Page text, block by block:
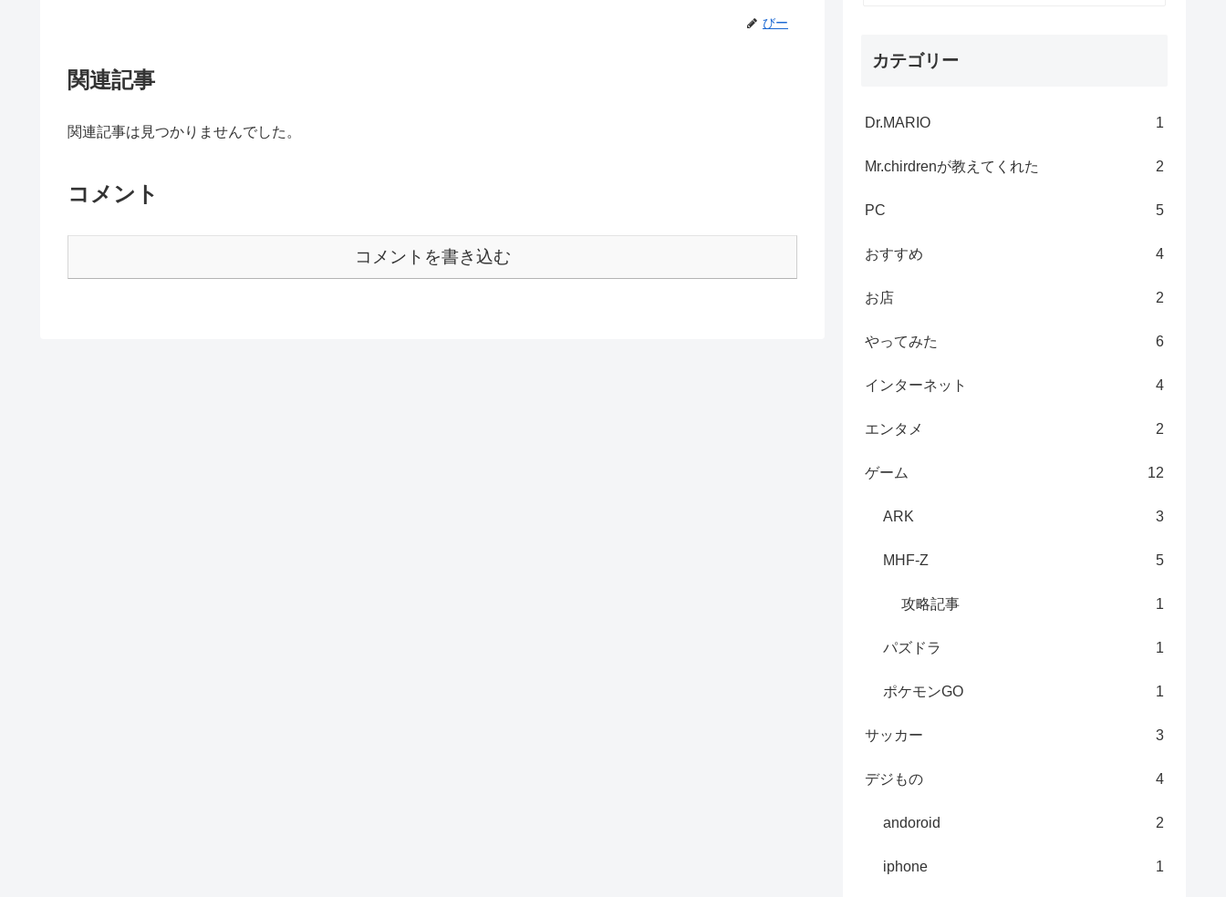
びー
関連記事
関連記事は見つかりませんでした。
コメント
コメントを書き込む
カテゴリー
Dr.MARIO 1
Mr.chirdrenが教えてくれた 2
PC 5
おすすめ 4
お店 2
やってみた 6
インターネット 4
エンタメ 2
ゲーム 12
ARK 3
MHF-Z 5
攻略記事 1
パズドラ 1
ポケモンGO 1
サッカー 3
デジもの 4
andoroid 2
iphone 1